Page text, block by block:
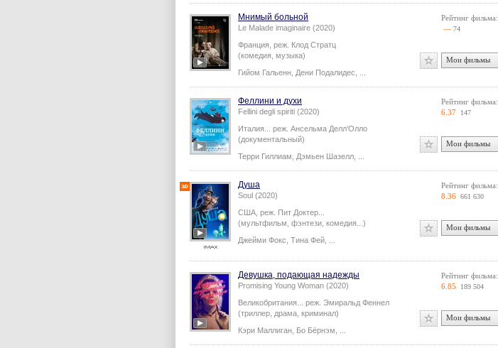
Мнимый больной
Le Malade imaginaire (2020)
Франция, реж. Клод Стратц
(комедия, музыка)
Гийом Гальенн Дени Подалидес
Рейтинг фильма:
— 74
Мои фильмы
Феллини и духи
Fellini degli spiriti (2020)
Италия... реж. Ансельма Делл’Олло
(документальный)
Терри Гиллиам
Дэмьен Шазелл
Рейтинг фильма:
6.37
147
Мои фильмы
Душа
Soul (2020)
США, реж. Пит Доктер
(мультфильм, фэнтези, комедия...)
Джейми Фокс Тина Фей
Рейтинг фильма:
8.36 661 630
Мои фильмы
Девушка, подающая надежды
Promising Young Woman (2020)
Великобритания... реж. Эмиральд Феннел
(триллер, драма, криминал)
Кэри Маллиган Бо Бёрнэм
Рейтинг фильма:
6.85
189 504
Мои фильмы